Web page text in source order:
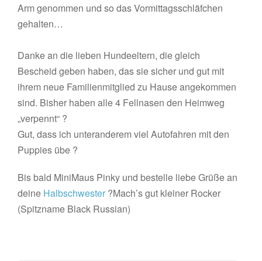
Arm genommen und so das Vormittagsschläfchen
gehalten…
Danke an die lieben Hundeeltern, die gleich
Bescheid geben haben, das sie sicher und gut mit
ihrem neue Familienmitglied zu Hause angekommen
sind. Bisher haben alle 4 Fellnasen den Heimweg
„verpennt“ ?
Gut, dass ich unteranderem viel Autofahren mit den
Puppies übe ?
Bis bald MiniMaus Pinky und bestelle liebe Grüße an
deine Halbschwester ?Mach’s gut kleiner Rocker
(Spitzname Black Russian)